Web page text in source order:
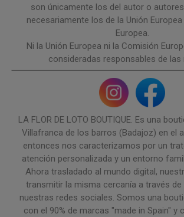
son únicamente los del autor o
necesariamente los de la Unión
Europea.
Ni la Unión Europea ni la Comisión
consideradas responsables de las
LA FLOR DE LOTO BOUTIQUE. Es una
Villafranca de los barros (Badajoz) en el
entonces nos caracterizamos por un
atención personalizada y un entorno
Ahora trasladado al mundo digital,
transmitir la misma cercanía a través
nuestras redes sociales. Somos una
con el 90% de marcas "made in Spain" y